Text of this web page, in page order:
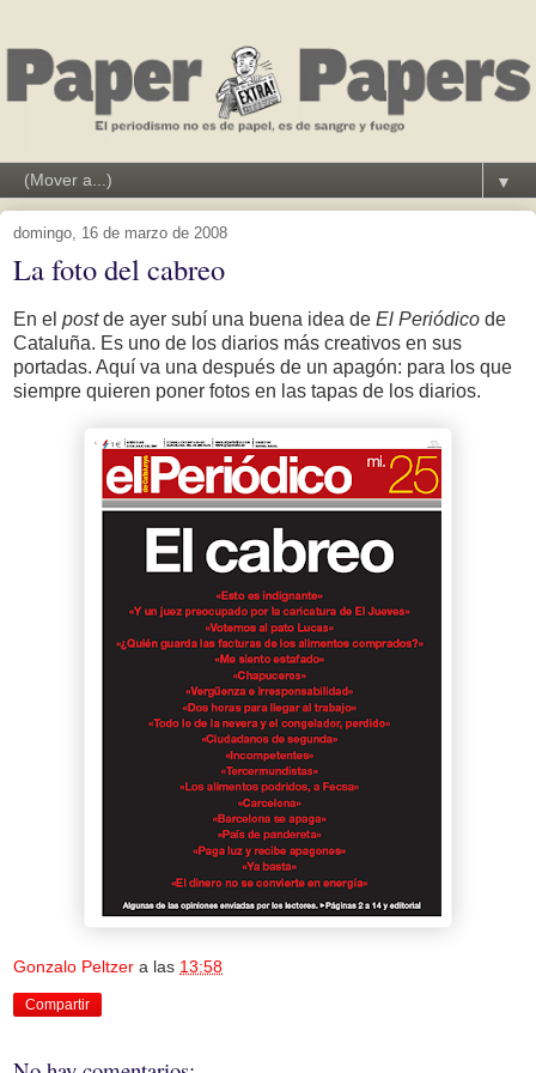
▼
domingo, 16 de marzo de 2008
La foto del cabreo
En el postde ayer subí una buena idea de El Periódico de
Cataluña. Es uno de los diarios más creativos en sus
portadas. Aquí va una después de un apagón: para los que
siempre quieren poner fotos en las tapas de los diarios.
Gonzalo Peltzer a las 13:58
Compartir